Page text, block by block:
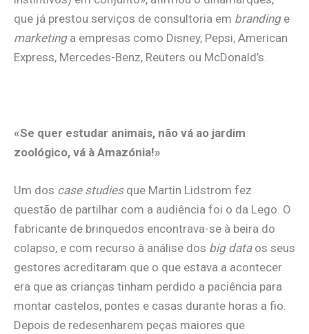
que já prestou serviços de consultoria em brandinge
marketinga empresas como Disney, Pepsi, American
Express, Mercedes-Benz, Reuters ou McDonald’s.
«Se quer estudar animais, não vá ao jardim
zoológico, vá à Amazónia!»
Um dos case studiesque Martin Lidstrom fez
questão de partilhar com a audiência foi o da Lego. O
fabricante de brinquedos encontrava-se à beira do
colapso, e com recurso à análise dos big dataos seus
gestores acreditaram que o que estava a acontecer
era que as crianças tinham perdido a paciência para
montar castelos, pontes e casas durante horas a fio.
Depois de redesenharem peças maiores que